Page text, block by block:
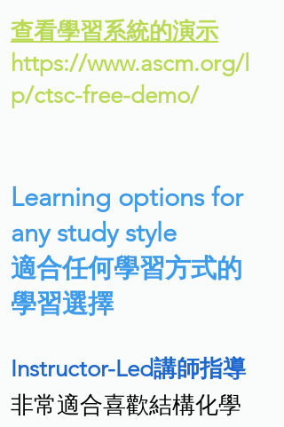
查看學習系統的演示
https://www.ascm.org/l
p/ctsc-free-demo/
Learning options for
any study style
適合任何學習方式的
學習選擇
Instructor-Led講師指導
非常適合喜歡結構化學